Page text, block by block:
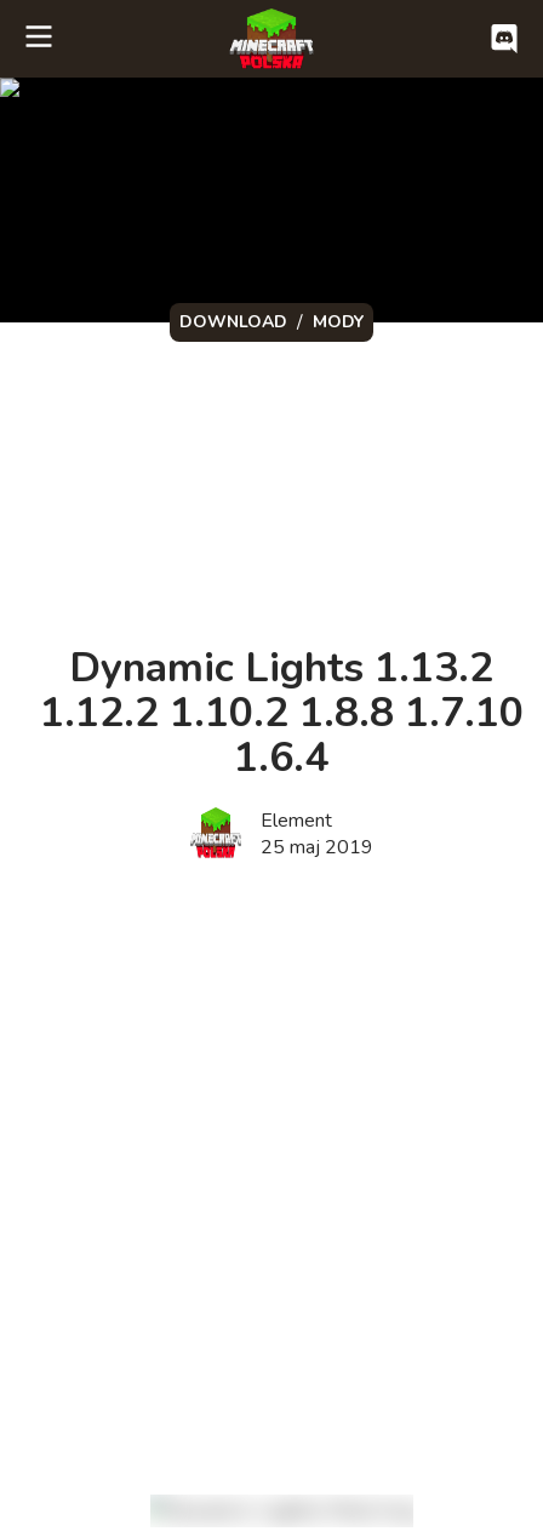
DOWNLOAD / MODY
Dynamic Lights 1.13.2
1.12.2 1.10.2 1.8.8 1.7.10
1.6.4
Element
25 maj 2019